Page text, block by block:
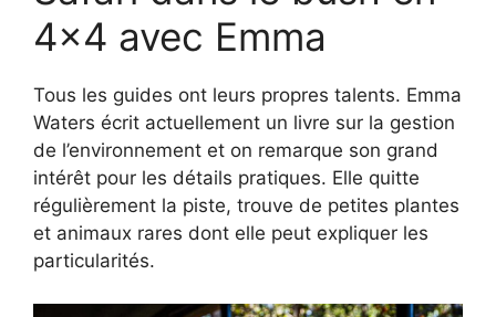
4×4 avec Emma
Tous les guides ont leurs propres talents. Emma
Waters écrit actuellement un livre sur la gestion
de l’environnement et on remarque son grand
intérêt pour les détails pratiques. Elle quitte
régulièrement la piste, trouve de petites plantes
et animaux rares dont elle peut expliquer les
particularités.